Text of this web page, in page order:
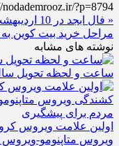
nodademrooz.ir/?p=8794
« فال ابجد در 10 اردیبهشت 1401
مراحل خرید بیت کوین
نوشته های مشابه
ساعت و لحظه تحویل سال ۱۴۰۴ /تقویم جدید و